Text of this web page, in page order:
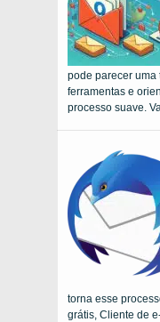
pode parecer uma
ferramentas e
processo suave.
torna esse
grátis, Cliente de